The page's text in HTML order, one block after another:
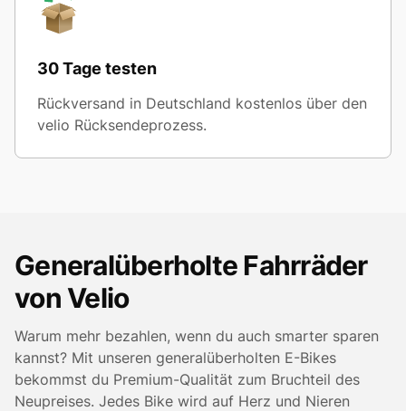
30 Tage testen
Rückversand in Deutschland kostenlos über den
velio Rücksendeprozess.
Generalüberholte Fahrräder
von Velio
Warum mehr bezahlen, wenn du auch smarter sparen
kannst? Mit unseren generalüberholten E-Bikes
bekommst du Premium-Qualität zum Bruchteil des
Neupreises. Jedes Bike wird auf Herz und Nieren